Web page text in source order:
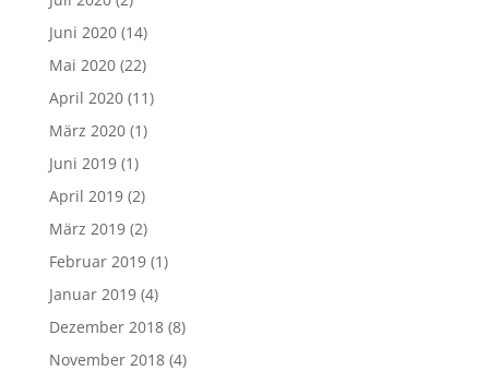
Juni 2020(14)
Mai 2020(22)
April 2020(11)
März 2020(1)
Juni 2019(1)
April 2019(2)
März 2019(2)
Februar 2019(1)
Januar 2019(4)
Dezember 2018(8)
November 2018(4)